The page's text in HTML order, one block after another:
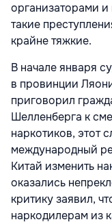
организаторами
такие
крайне тяжкие.
В начале января
в провинции
приговорил
Шелленберга к
наркотиков, этот
международный
Китай изменить
оказались
критику заявил,
наркодилерам из